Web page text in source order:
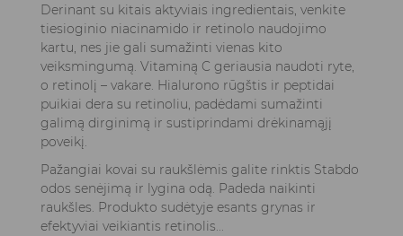
Derinant su kitais aktyviais ingredientais, venkite
tiesioginio niacinamido ir retinolo naudojimo
kartu, nes jie gali sumažinti vienas kito
veiksmingumą. Vitaminą C geriausia naudoti ryte,
o retinolį – vakare. Hialurono rūgštis ir peptidai
puikiai dera su retinoliu, padėdami sumažinti
galimą dirginimą ir sustiprindami drėkinamąjį
poveikį.
Pažangiai kovai su raukšlėmis galite rinktis Stabdo
odos senėjimą ir lygina odą. Padeda naikinti
raukšles. Produkto sudėtyje esants grynas ir
efektyviai veikiantis retinolis...